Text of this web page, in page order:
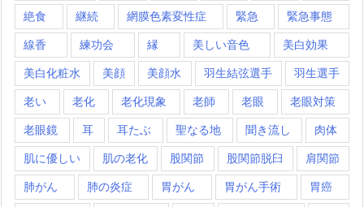
絶食 継続 網膜色素変性症 緊急 緊急事態
線香 練功会 縁 美しい音色 美白効果
美白化粧水 美顔 美顔水 羽生結弦選手 羽生選手
老い 老化 老化現象 老師 老眼 老眼対策
老眼鏡 耳 耳たぶ 聖なる地 聞き流し 肉体
肌に優しい 肌の老化 股関節 股関節脱臼 肩関節
肺がん 肺の炎症 胃がん 胃がん手術 胃癌